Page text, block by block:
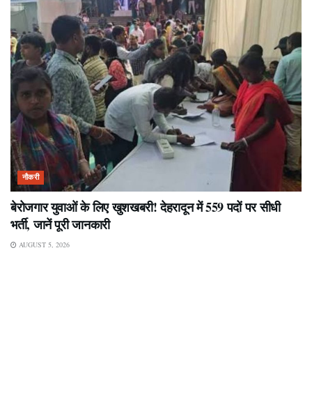
नौकरी
बेरोजगार युवाओं के लिए खुशखबरी! देहरादून में 559 पदों पर सीधी
भर्ती, जानें पूरी जानकारी
AUGUST 5, 2026